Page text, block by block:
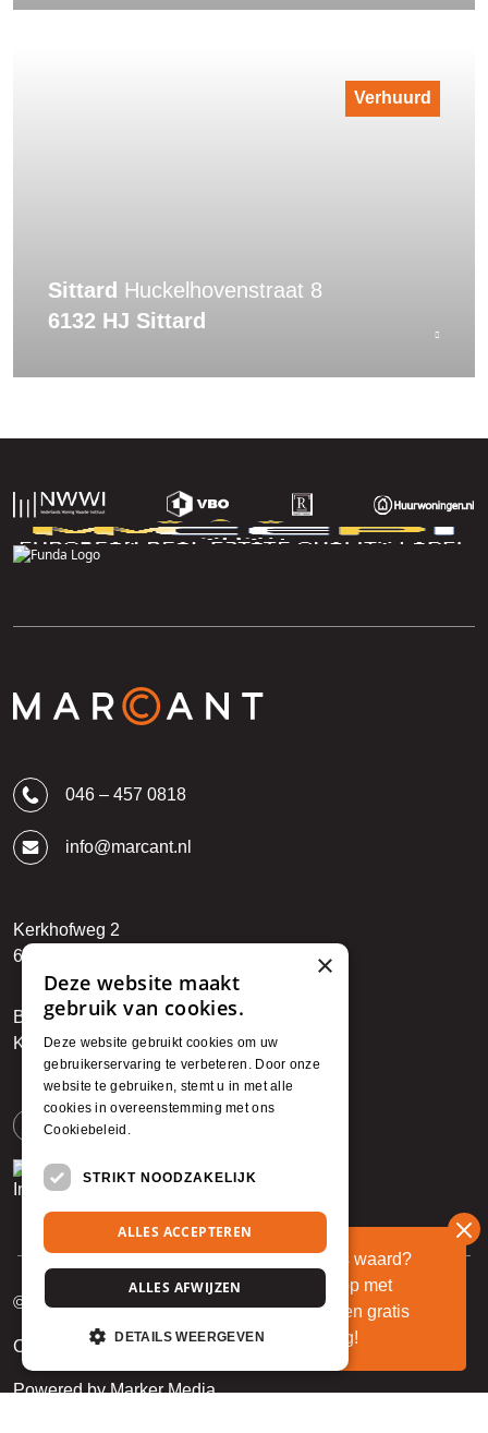
Wat is mijn huis waard?
Neem contact op met
Marcant voor een gratis
waardebepaling!
Sittard Huckelhovenstraat 8
6132 HJ Sittard
Verhuurd
046 – 457 0818
info@marcant.nl
Kerkhofweg 2
6142 BR Einighausen
BTW: NL850794912B01
KvK: 89722027
Facebook
Instagram
© 2026 Marcant
Cookieverklaring Privacy Verklaring
Powered by Marker Media
×
Deze website maakt
gebruik van cookies.
Deze website gebruikt cookies om uw
gebruikerservaring te verbeteren. Door onze
website te gebruiken, stemt u in met alle
cookies in overeenstemming met ons
Cookiebeleid.
STRIKT NOODZAKELIJK
ALLES ACCEPTEREN
ALLES AFWIJZEN
DETAILS WEERGEVEN